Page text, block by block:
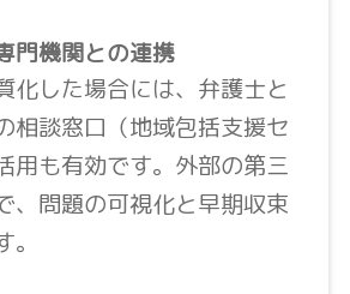
門機関との連携
化した場合には、弁護士と
相談窓口（地域包括支援セ
用も有効です。外部の第三
、問題の可視化と早期収束